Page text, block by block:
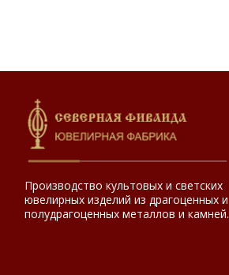
Производство культовых и светских
ювелирных изделий из драгоценных и
полудрагоценных металлов и камней.